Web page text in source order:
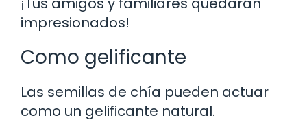
impresionados!
Como gelificante
Las semillas de chía pueden actuar
como un gelificante natural.